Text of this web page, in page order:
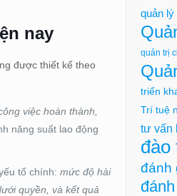
nay
được thiết kế theo
việc hoàn thành
năng suất lao động
tố chính:mức độ hài
quyền , vàkết quả
quản lý
quản trị
triển
Trí tuệ
tư vấn
đào
đánh